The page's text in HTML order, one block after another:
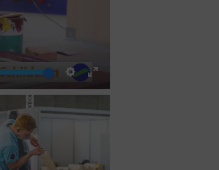
Settings
Enter